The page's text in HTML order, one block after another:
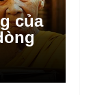
xã,